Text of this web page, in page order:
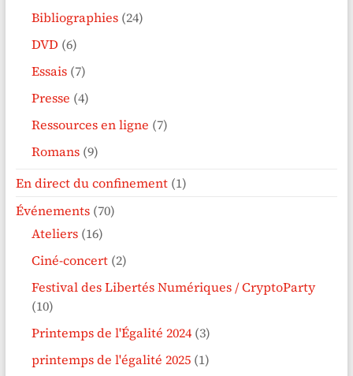
Bibliographies(24)
DVD (6)
Essais(7)
Presse (4)
Ressources en ligne (7)
Romans(9)
En direct du confinement(1)
Événements(70)
Ateliers(16)
Ciné-concert(2)
Festival des Libertés Numériques / CryptoParty
(10)
Printemps de l'Égalité 2024(3)
printemps de l'égalité 2025(1)